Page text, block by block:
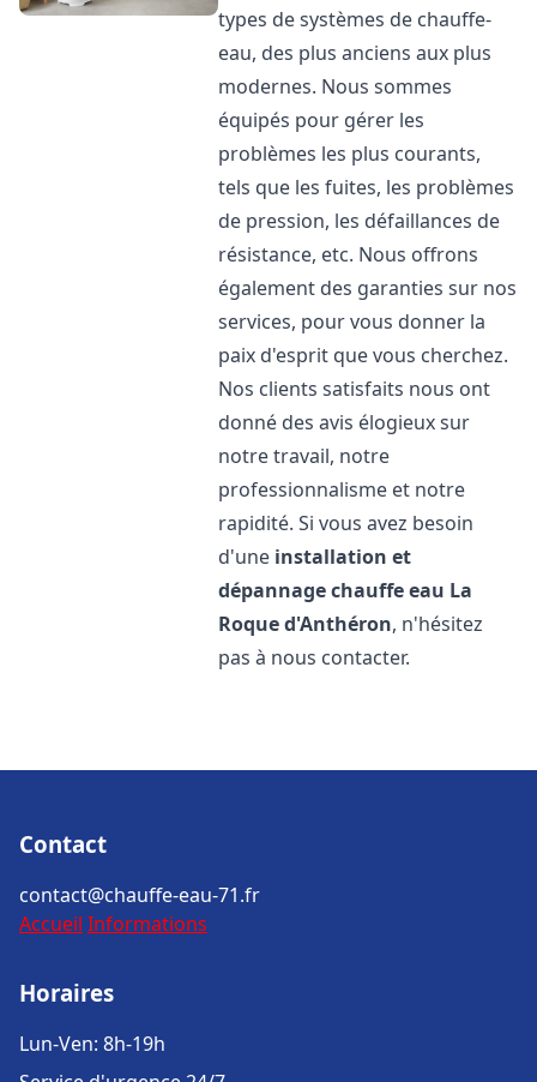
types de systèmes de chauffe-
eau, des plus anciens aux plus
modernes. Nous sommes
équipés pour gérer les
problèmes les plus courants,
tels que les fuites, les problèmes
de pression, les défaillances de
résistance, etc. Nous offrons
également des garanties sur nos
services, pour vous donner la
paix d'esprit que vous cherchez.
Nos clients satisfaits nous ont
donné des avis élogieux sur
notre travail, notre
professionnalisme et notre
rapidité. Si vous avez besoin
d'une installation et
dépannage chauffe eau La
Roque d'Anthéron, n'hésitez
pas à nous contacter.
Contact
contact@chauffe-eau-71.fr
Accueil Informations
Horaires
Lun-Ven: 8h-19h